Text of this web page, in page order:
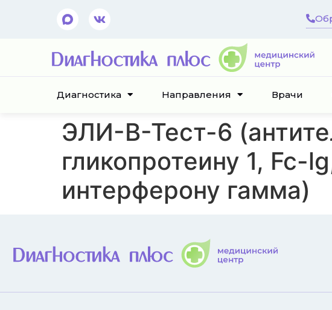
Диагностика Направления Врачи
ЭЛИ-В-Тест-6
гликопротеину 1, Fc-
интерферону гамма)